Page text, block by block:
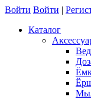
Войти Войти |
Каталог